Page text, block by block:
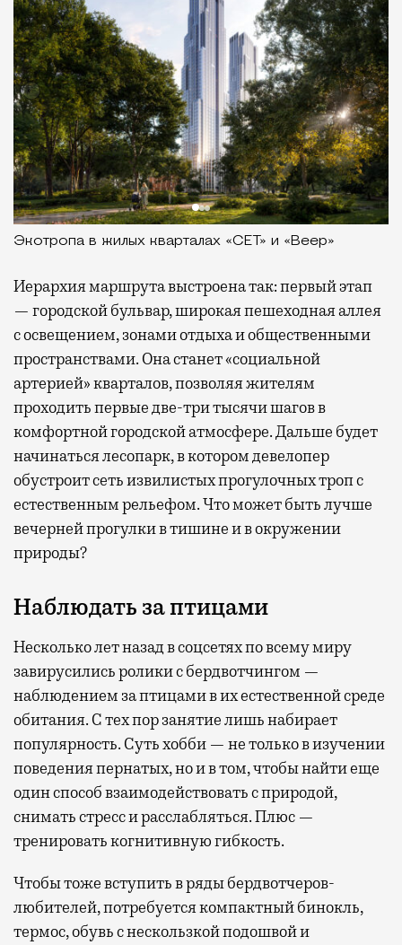
Экотропа в жилых кварталах «СЕТ» и «Веер»
Иерархия маршрута выстроена так: первый этап
— городской бульвар, широкая пешеходная аллея
с освещением, зонами отдыха и общественными
пространствами. Она станет «социальной
артерией» кварталов, позволяя жителям
проходить первые две-три тысячи шагов в
комфортной городской атмосфере. Дальше будет
начинаться лесопарк, в котором девелопер
обустроит сеть извилистых прогулочных троп с
естественным рельефом. Что может быть лучше
вечерней прогулки в тишине и в окружении
природы?
Наблюдать за птицами
Несколько лет назад в соцсетях по всему миру
завирусились ролики с бердвотчингом —
наблюдением за птицами в их естественной среде
обитания. С тех пор занятие лишь набирает
популярность. Суть хобби — не только в изучении
поведения пернатых, но и в том, чтобы найти еще
один способ взаимодействовать с природой,
снимать стресс и расслабляться. Плюс —
тренировать когнитивную гибкость.
Чтобы тоже вступить в ряды бердвотчеров-
любителей, потребуется компактный бинокль,
термос, обувь с нескользкой подошвой и